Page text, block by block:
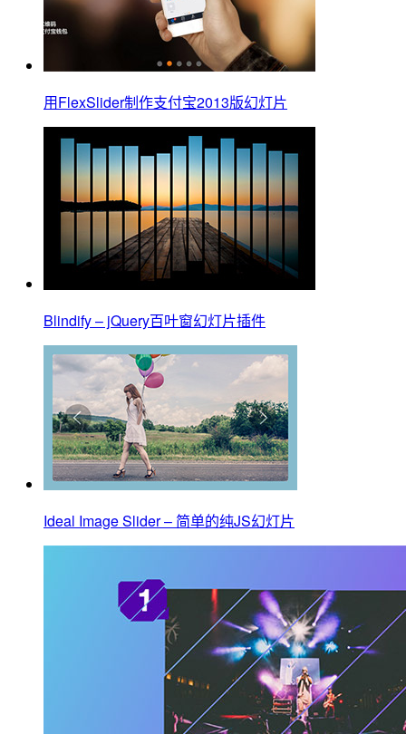
用FlexSlider制作支付宝2013版幻灯片
Blindify – jQuery百叶窗幻灯片插件
Ideal Image Slider – 简单的纯JS幻灯片